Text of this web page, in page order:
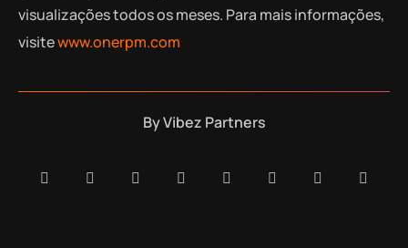
visualizações todos os meses. Para mais informações,
visitewww.onerpm.com
ByVibez Partners